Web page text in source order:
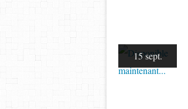
15 sept.